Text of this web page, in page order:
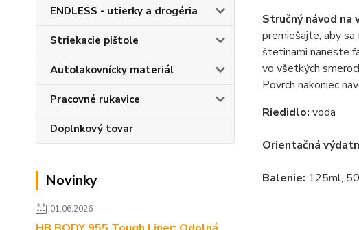
ENDLESS - utierky a drogéria
Striekacie pištole
Autolakovnícky materiál
Pracovné rukavice
Doplnkový tovar
Novinky
01.06.2026
Stručný návod
premiešajte, aby
štetinami naneste
vo všetkých
Povrch nakoniec
Riedidlo: voda
Orientačná
Balenie: 125ml,